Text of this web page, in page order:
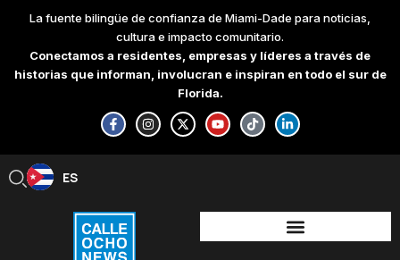
content
La fuente bilingüe de confianza de Miami-Dade para noticias,
cultura e impacto comunitario.
Conectamos a residentes, empresas y líderes a través de
historias que informan, involucran e inspiran en todo el sur de
Florida.
F
a
c
e
-
f
I
n
s
t
X
-
t
w
Y
o
u
t
T
i
k
t
L
i
n
k
-
i
n
ES
EN